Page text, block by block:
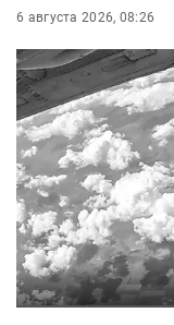
6 августа 2026, 08:26